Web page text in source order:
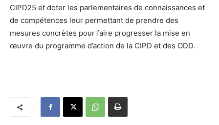
CIPD25 et doter les parlementaires de connaissances et
de compétences leur permettant de prendre des
mesures concrètes pour faire progresser la mise en
œuvre du programme d’action de la CIPD et des ODD.